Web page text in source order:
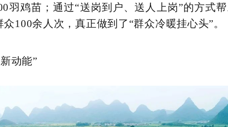
羽鸡苗；通过“送岗到户、送人上岗”的方式
100余人次，真正做到了“群众冷暖挂心头”。
动能”